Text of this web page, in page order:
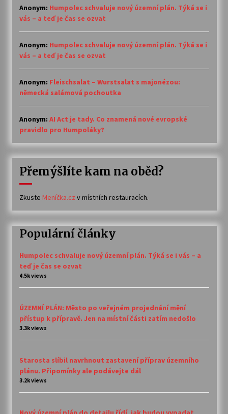
Anonym: Humpolec schvaluje nový územní plán. Týká se i
vás – a teď je čas se ozvat
Anonym: Humpolec schvaluje nový územní plán. Týká se i
vás – a teď je čas se ozvat
Anonym: Fleischsalat – Wurstsalat s majonézou:
německá salámová pochoutka
Anonym: AI Act je tady. Co znamená nové evropské
pravidlo pro Humpoláky?
Přemýšlíte kam na oběd?
Zkuste Meníčka.cz v místních restauracích.
Populární články
Humpolec schvaluje nový územní plán. Týká se i vás – a
teď je čas se ozvat
4.5k views
ÚZEMNÍ PLÁN: Město po veřejném projednání mění
přístup k přípravě. Jen na místní části zatím nedošlo
3.3k views
Starosta slíbil navrhnout zastavení příprav územního
plánu. Připomínky ale podávejte dál
3.2k views